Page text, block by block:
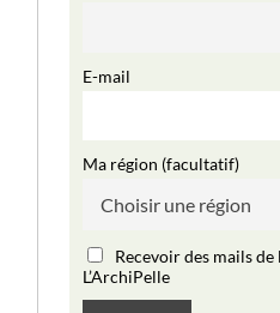
E-mail
Ma région (facultatif)
Recevoir des mails de
L’ArchiPelle